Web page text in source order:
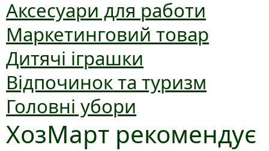
Аксесуари для работи
Маркетинговий товар
Дитячі іграшки
Відпочинок та туризм
Головні убори
ХозМарт рекомендує